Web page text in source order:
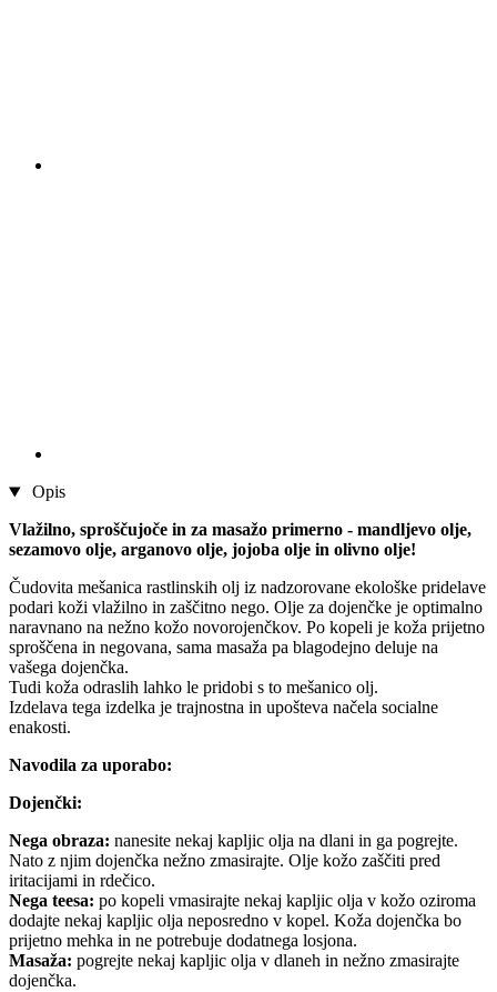
Opis
Vlažilno, sproščujoče in za masažo primerno - mandljevo olje,
sezamovo olje, arganovo olje, jojoba olje in olivno olje!
Čudovita mešanica rastlinskih olj iz nadzorovane ekološke pridelave
podari koži vlažilno in zaščitno nego. Olje za dojenčke je optimalno
naravnano na nežno kožo novorojenčkov. Po kopeli je koža prijetno
sproščena in negovana, sama masaža pa blagodejno deluje na
vašega dojenčka.
Tudi koža odraslih lahko le pridobi s to mešanico olj.
Izdelava tega izdelka je trajnostna in upošteva načela socialne
enakosti.
Navodila za uporabo:
Dojenčki:
Nega obraza: nanesite nekaj kapljic olja na dlani in ga pogrejte.
Nato z njim dojenčka nežno zmasirajte. Olje kožo zaščiti pred
iritacijami in rdečico.
Nega teesa: po kopeli vmasirajte nekaj kapljic olja v kožo oziroma
dodajte nekaj kapljic olja neposredno v kopel. Koža dojenčka bo
prijetno mehka in ne potrebuje dodatnega losjona.
Masaža: pogrejte nekaj kapljic olja v dlaneh in nežno zmasirajte
dojenčka.